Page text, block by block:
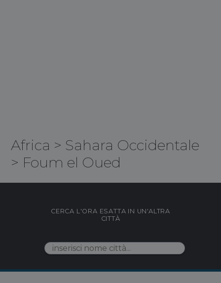
Africa > Sahara Occidentale
> Foum el Oued
CERCA L'ORA ESATTA IN UN'ALTRA
CITTÀ